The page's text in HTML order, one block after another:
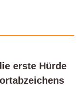
erste Hürde